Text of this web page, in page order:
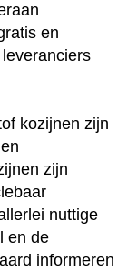
en
kozijnen zijn
zijn
nuttige
en de
informeren